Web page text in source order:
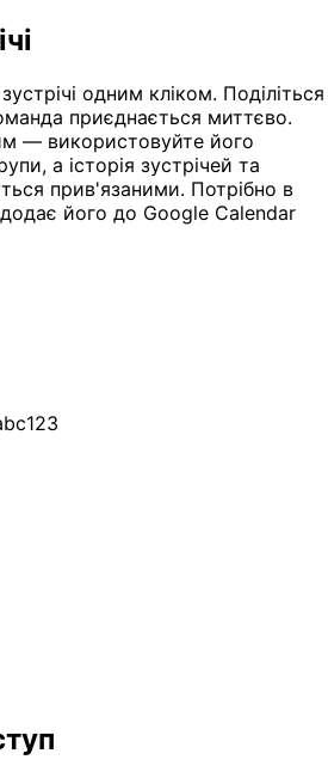
одним кліком. Поділіться
приєднається миттєво.
— використовуйте його
а історія зустрічей та
прив'язаними. Потрібно в
додає його до Google Calendar